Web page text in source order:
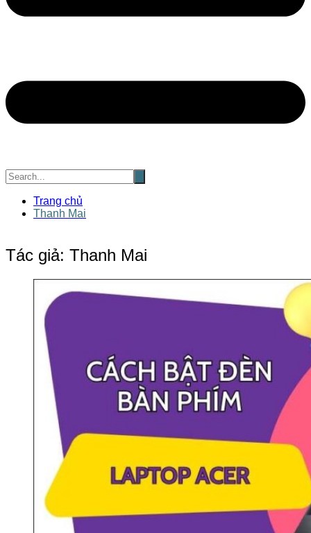
Trang chủ
Thanh Mai
Tác giả: Thanh Mai